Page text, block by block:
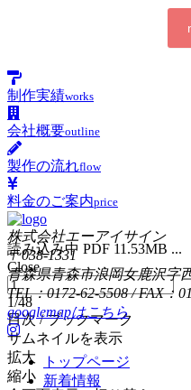
読み込み中 PDF 11.53MB ...
Close
1/48
目次 / ブックマーク
サムネイルを表示
拡大
縮小
制作実績works
会社概要outline
製作の流れflow
料金のご案内price
株式会社エーアイサイン
〒038-1331
青森県青森市浪岡女鹿沢字
TEL：0172-62-5508 / FAX：
googlemapはこちら
トップページ
新着情報